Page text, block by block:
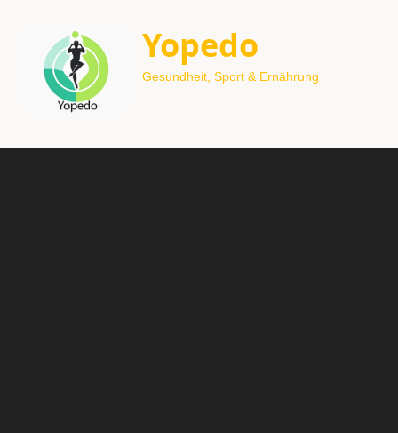
Yopedo
Gesundheit, Sport & Ernährung